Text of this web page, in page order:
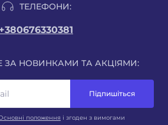
ТЕЛЕФОНИ:
+380676330381
ЗА НОВИНКАМИ ТА АКЦІЯМИ:
Підпишіться
положення і згоден з вимогами